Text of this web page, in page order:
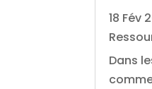
18 Fév
Dans